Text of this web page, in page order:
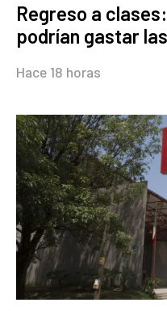
Regreso a
podrían gastar
Hace 18 horas